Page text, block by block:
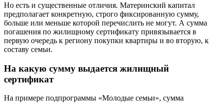
Но есть и существенные отличия. Материнский капитал
предполагает конкретную, строго фиксированную сумму,
больше или меньше которой перечислить не могут. А сумма
погашения по жилищному сертификату привязывается в
первую очередь к региону покупки квартиры и во вторую, к
составу семьи.
На какую сумму выдается жилищный
сертификат
На примере подпрограммы «Молодые семьи», сумма